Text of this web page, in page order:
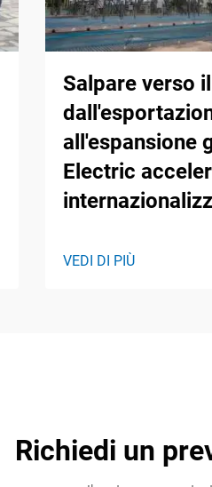
Salpare verso
all'espansione
Electric
VEDI DI PIÙ
Richiedi un